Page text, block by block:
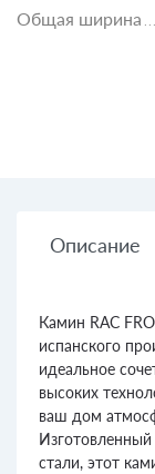
Общая ширина
Описание
Камин RAC
испанского
идеальное
высоких
ваш дом
Изготовленный
стали, этот